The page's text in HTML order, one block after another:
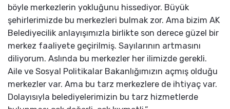
böyle merkezlerin yokluğunu hissediyor. Büyük
şehirlerimizde bu merkezleri bulmak zor. Ama bizim AK
Belediyecilik anlayışımızla birlikte son derece güzel bir
merkez faaliyete geçirilmiş. Sayılarının artmasını
diliyorum. Aslında bu merkezler her ilimizde gerekli.
Aile ve Sosyal Politikalar Bakanlığımızın açmış olduğu
merkezler var. Ama bu tarz merkezlere de ihtiyaç var.
Dolayısıyla belediyelerimizin bu tarz hizmetlerde